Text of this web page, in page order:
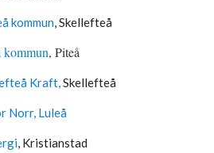
kommun, Skellefteå
kommun, Piteå
Kraft,Skellefteå
Norr, Luleå
, Kristianstad